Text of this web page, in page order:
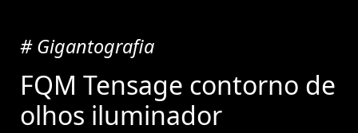
# Gigantografia
FQM Tensage contorno de
olhos iluminador